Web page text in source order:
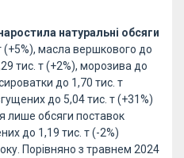
натуральні обсяги
(+5%), масла вершкового до
тис. т (+2%), морозива до
до 1,70 тис. т
до 5,04 тис. т (+31%)
лише обсяги поставок
до 1,19 тис. т (-2%)
Порівняно з травнем 2024